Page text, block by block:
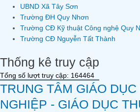
UBND Xã Tây Sơn
Trường ĐH Quy Nhơn
Trường CĐ Kỹ thuật Công nghệ Quy
Trường CĐ Nguyễn Tất Thành
Thống kê truy cập
Tổng số lượt truy cập: 164464
TRUNG TÂM GIÁO DỤC
NGHIỆP - GIÁO DỤC